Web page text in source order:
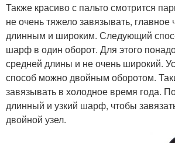
Также красиво с пальто смотрится
не очень тяжело завязывать,
длинным и широким. Следующий
шарф в один оборот. Для этого
средней длины и не очень широкий.
способ можно двойным оборотом.
завязывать в холодное время года.
длинный и узкий шарф, чтобы
двойной узел.